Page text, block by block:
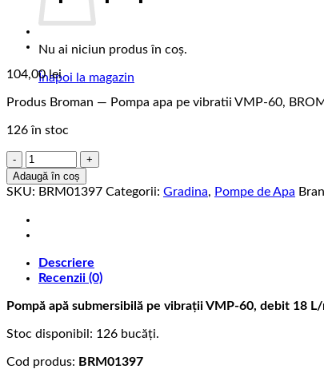
Nu ai niciun produs în coș.
Înapoi la magazin
104,00lei
Produs Broman — Pompa apa pe vibratii VMP-60,
126 în stoc
Cantitate
Pompa
apa
vibratii
VMP-
BROMAN
Adaugă în coș
SKU: BRM01397 Categorii: Gradina, Pompe de Apa
Descriere
Recenzii (0)
Pompă apă submersibilă pe vibrații VMP-60, debit 18
Stoc disponibil: 126 bucăți.
Cod produs: BRM01397